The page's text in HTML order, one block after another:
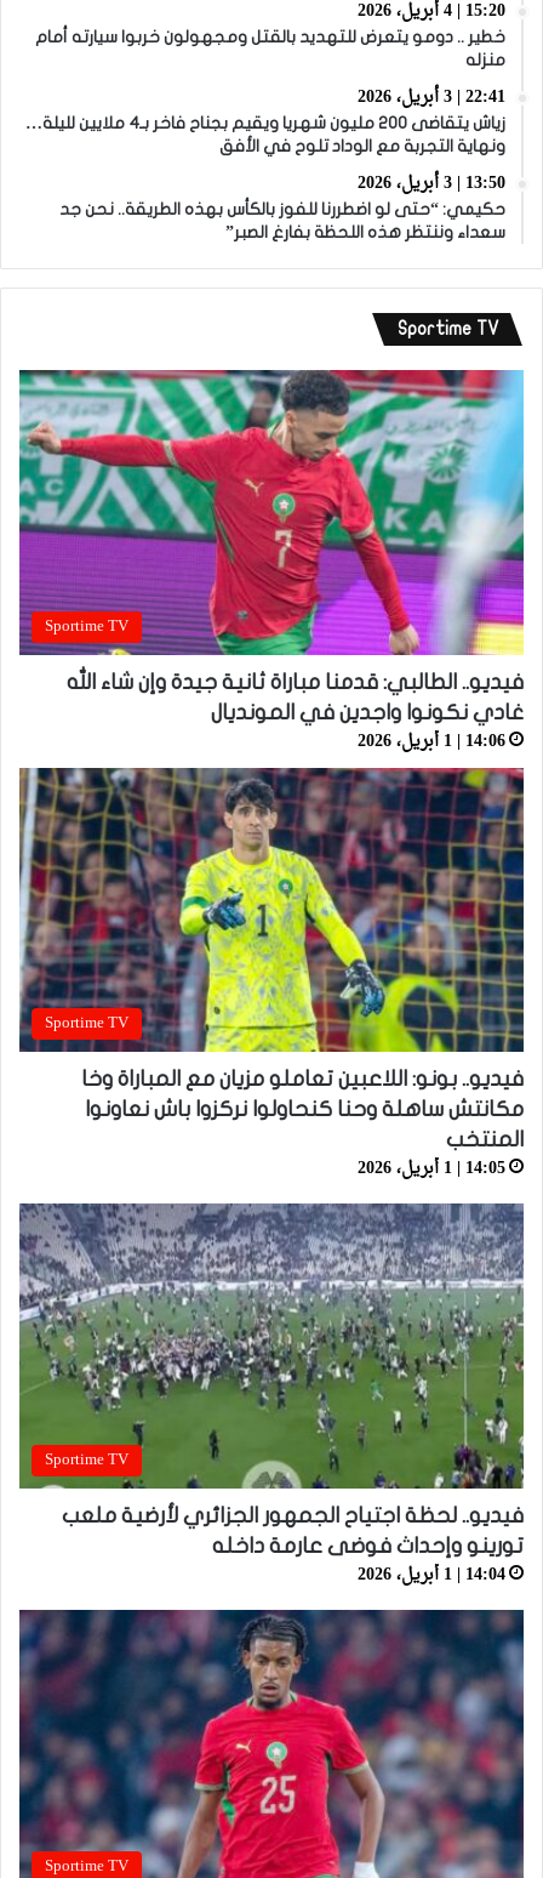
15:20 | 4 أبريل، 2026
خطير .. دومو يتعرض للتهديد بالقتل ومجهولون خربوا سيارته أمام
منزله
22:41 | 3 أبريل، 2026
زياش يتقاضى 200 مليون شهريا ويقيم بجناح فاخر بـ4 ملايين لليلة…
ونهاية التجربة مع الوداد تلوح في الأفق
13:50 | 3 أبريل، 2026
حكيمي: “حتى لو اضطررنا للفوز بالكأس بهذه الطريقة.. نحن جد
سعداء وننتظر هذه اللحظة بفارغ الصبر”
Sportime TV
Sportime TV
فيديو.. الطالبي: قدمنا مباراة ثانية جيدة وإن شاء الله
غادي نكونوا واجدين في المونديال
14:06 | 1 أبريل، 2026
Sportime TV
فيديو.. بونو: اللاعبين تعاملو مزيان مع المباراة وخا
مكانتش ساهلة وحنا كنحاولوا نركزوا باش نعاونوا
المنتخب
14:05 | 1 أبريل، 2026
Sportime TV
فيديو.. لحظة اجتياح الجمهور الجزائري لأرضية ملعب
تورينو وإحداث فوضى عارمة داخله
14:04 | 1 أبريل، 2026
Sportime TV